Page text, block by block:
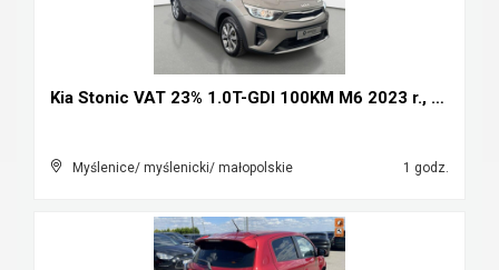
Kia Stonic VAT 23% 1.0T-GDI 100KM M6 2023 r., salo...
Myślenice/ myślenicki/ małopolskie 1 godz.